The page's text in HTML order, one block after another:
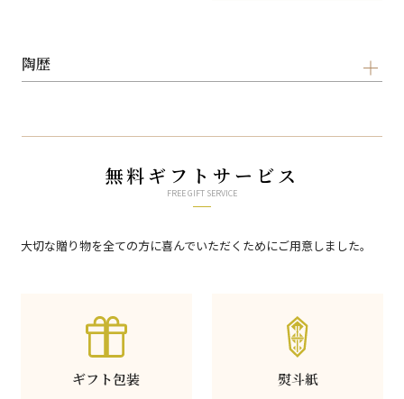
陶歴
無料ギフトサービス
FREE GIFT SERVICE
大切な贈り物を全ての方に喜んでいただくためにご用意しました。
ギフト包装 熨斗紙